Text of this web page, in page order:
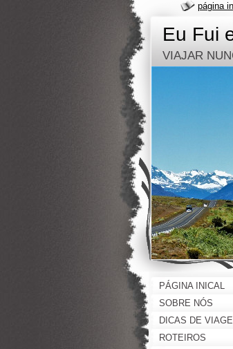
Eu Fui
VIAJAR
PÁGINA INICAL
SOBRE NÓS
DICAS DE
ROTEIROS
página